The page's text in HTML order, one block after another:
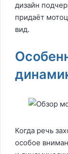
дизайн
придаёт
вид.
Когда речь
особое